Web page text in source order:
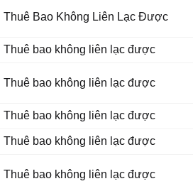
Thuê Bao Không Liên Lạc Được
Thuê bao không liên lạc được
Thuê bao không liên lạc được
Thuê bao không liên lạc được
Thuê bao không liên lạc được
Thuê bao không liên lạc được